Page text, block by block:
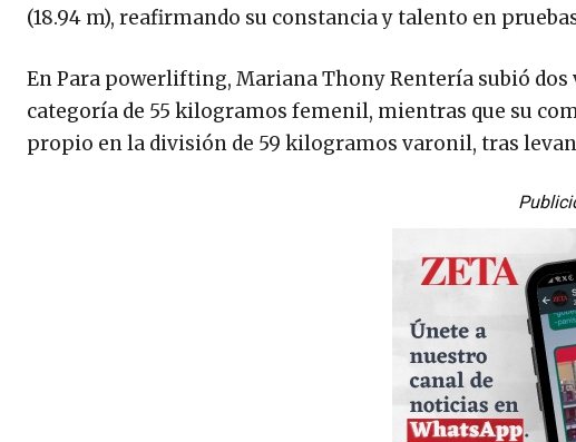
(18.94 m), reafirmando su constancia y talento en
En Para powerlifting, Mariana Thony Rentería subió
categoría de 55 kilogramos femenil, mientras que su
propio en la división de 59 kilogramos varonil, tras